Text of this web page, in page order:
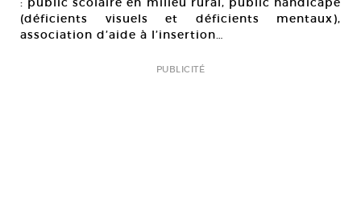
(déficients visuels et déficients mentaux),
association d’aide à l’insertion…
PUBLICITÉ